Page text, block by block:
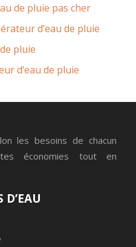
de pluie pas cher
d’eau de pluie
pluie
d’eau de pluie
les besoins de chacun
économies tout en
D’EAU